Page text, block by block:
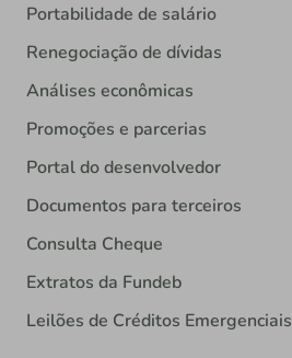
Portabilidade de salário
Renegociação de dívidas
Análises econômicas
Promoções e parcerias
Portal do desenvolvedor
Documentos para terceiros
Consulta Cheque
Extratos da Fundeb
Leilões de Créditos Emergenciais